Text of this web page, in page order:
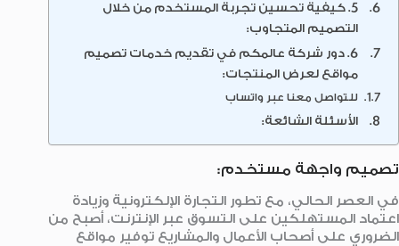
5. كيفية تحسين تجربة المستخدم من خلال
التصميم المتجاوب:
6. دور شركة عالمكم في تقديم خدمات تصميم
مواقع لعرض المنتجات:
للتواصل معنا عبر واتساب
الأسئلة الشائعة:
تصميم واجهة مستخدم:
في العصر الحالي، مع تطور التجارة الإلكترونية وزيادة
اعتماد المستهلكين على التسوق عبر الإنترنت، أصبح من
الضروري على أصحاب الأعمال والمشاريع توفير مواقع